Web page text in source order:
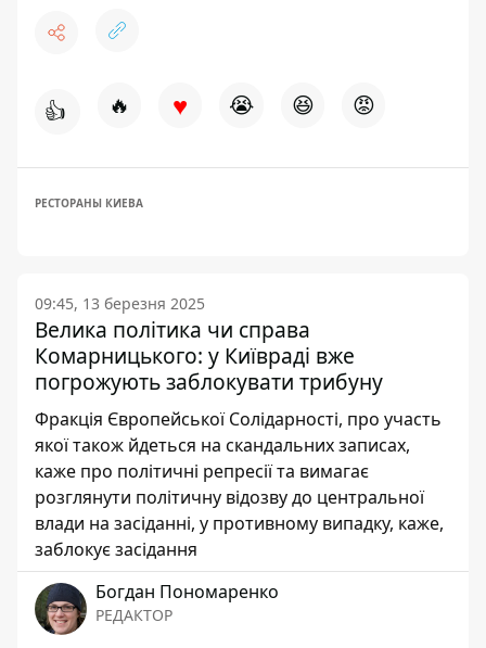
👍 🔥 ♥ 😭 😆 😡
РЕСТОРАНЫ КИЕВА
09:45, 13 березня 2025
Велика політика чи справа
Комарницького: у Київраді вже
погрожують заблокувати трибуну
Фракція Європейської Солідарності, про участь
якої також йдеться на скандальних записах,
каже про політичні репресії та вимагає
розглянути політичну відозву до центральної
влади на засіданні, у противному випадку, каже,
заблокує засідання
Богдан Пономаренко
РЕДАКТОР